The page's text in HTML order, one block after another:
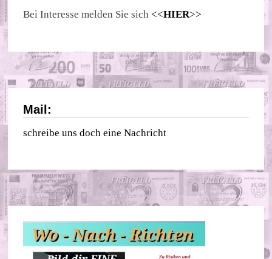
Bei Interesse melden Sie sich <<HIER>>
Mail:
schreibe uns doch eine Nachricht